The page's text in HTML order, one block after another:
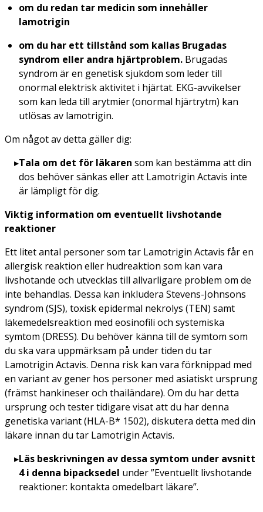
om du redan tar medicin som innehåller
lamotrigin
om du har ett tillstånd som kallas Brugadas
syndrom eller andra hjärtproblem. Brugadas
syndrom är en genetisk sjukdom som leder till
onormal elektrisk aktivitet i hjärtat. EKG-avvikelser
som kan leda till arytmier (onormal hjärtrytm) kan
utlösas av lamotrigin.
Om något av detta gäller dig:
Tala om det för läkaren som kan bestämma att din
dos behöver sänkas eller att Lamotrigin Actavis inte
är lämpligt för dig.
Viktig information om eventuellt livshotande
reaktioner
Ett litet antal personer som tar Lamotrigin Actavis får en
allergisk reaktion eller hudreaktion som kan vara
livshotande och utvecklas till allvarligare problem om de
inte behandlas. Dessa kan inkludera Stevens-Johnsons
syndrom (SJS), toxisk epidermal nekrolys (TEN) samt
läkemedelsreaktion med eosinofili och systemiska
symtom (DRESS). Du behöver känna till de symtom som
du ska vara uppmärksam på under tiden du tar
Lamotrigin Actavis. Denna risk kan vara förknippad med
en variant av gener hos personer med asiatiskt ursprung
(främst hankineser och thailändare). Om du har detta
ursprung och tester tidigare visat att du har denna
genetiska variant (HLA-B* 1502), diskutera detta med din
läkare innan du tar Lamotrigin Actavis.
Läs beskrivningen av dessa symtom under avsnitt
4 i denna bipacksedel under”Eventuellt livshotande
reaktioner: kontakta omedelbart läkare”.